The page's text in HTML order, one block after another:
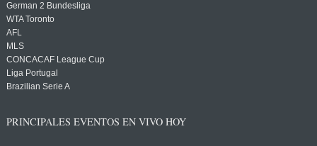
German 2 Bundesliga
WTA Toronto
AFL
MLS
CONCACAF League Cup
Liga Portugal
Brazilian Serie A
PRINCIPALES EVENTOS EN VIVO HOY